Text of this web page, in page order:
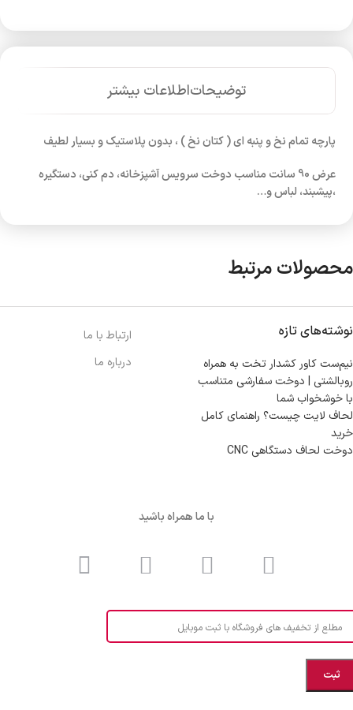
توضیحاتاطلاعات بیشتر
پارچه تمام نخ و پنبه ای ( کتان نخ ) ، بدون پلاستیک و بسیار لطیف
عرض 90 سانت مناسب دوخت سرویس آشپزخانه، دم کنی، دستگیره
،پیشبند، لباس و…
محصولات مرتبط
نوشته‌های تازه
نیم‌ست کاور کشدار تخت به همراه
روبالشتی | دوخت سفارشی متناسب
با خوشخواب شما
لحاف لایت چیست؟ راهنمای کامل
خرید
دوخت لحاف دستگاهی CNC
ارتباط با ما
درباره ما
با ما همراه باشید
مطلع از تخفیف های فروشگاه با ثبت موبایل